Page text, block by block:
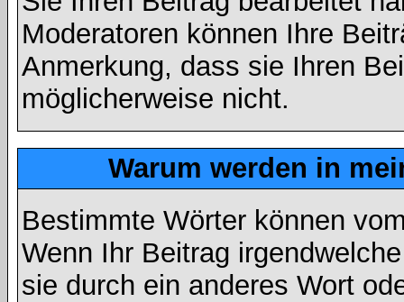
Moderatoren können Ihre
Anmerkung, dass sie Ihren
möglicherweise nicht.
Warum werden in
Bestimmte Wörter können
Wenn Ihr Beitrag
sie durch ein anderes Wort